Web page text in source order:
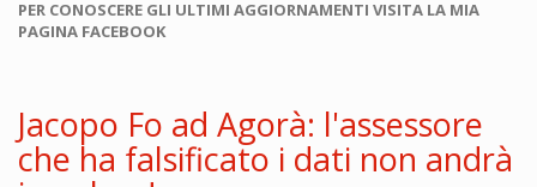
PER CONOSCERE GLI ULTIMI AGGIORNAMENTI VISITA LA MIA
PAGINA FACEBOOK
Jacopo Fo ad Agorà: l'assessore
che ha falsificato i dati non andrà